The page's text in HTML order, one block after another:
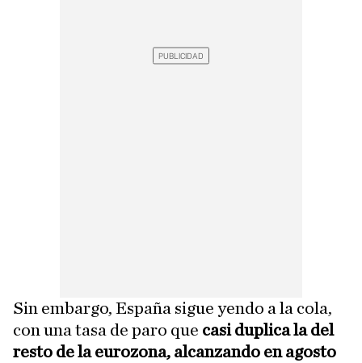
Sin embargo, España sigue yendo a la cola,
con una tasa de paro que casi duplica la del
resto de la eurozona, alcanzando en agosto